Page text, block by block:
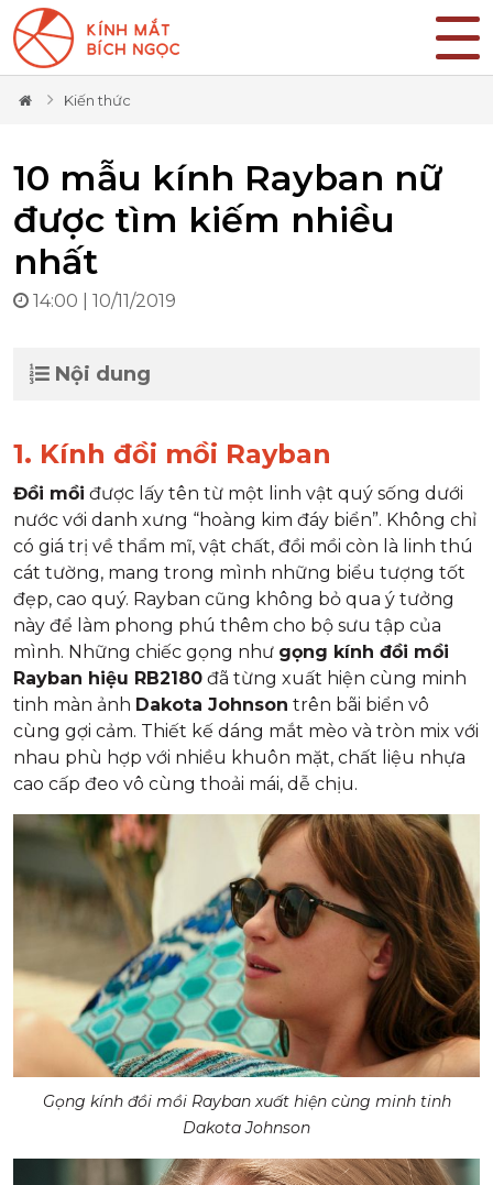
Kiến thức
10 mẫu kính Rayban nữ
được tìm kiếm nhiều
nhất
14:00 | 10/11/2019
Nội dung
1. Kính đồi mồi Rayban
Đồi mồi được lấy tên từ một linh vật quý sống dưới
nước với danh xưng “hoàng kim đáy biển”. Không chỉ
có giá trị về thẩm mĩ, vật chất, đồi mồi còn là linh thú
cát tường, mang trong mình những biểu tượng tốt
đẹp, cao quý. Rayban cũng không bỏ qua ý tưởng
này để làm phong phú thêm cho bộ sưu tập của
mình. Những chiếc gọng như gọng kính đồi mồi
Rayban hiệu RB2180 đã từng xuất hiện cùng minh
tinh màn ảnh Dakota Johnson trên bãi biển vô
cùng gợi cảm. Thiết kế dáng mắt mèo và tròn mix với
nhau phù hợp với nhiều khuôn mặt, chất liệu nhựa
cao cấp đeo vô cùng thoải mái, dễ chịu.
Gọng kính đồi mồi Rayban xuất hiện cùng minh tinh
Dakota Johnson